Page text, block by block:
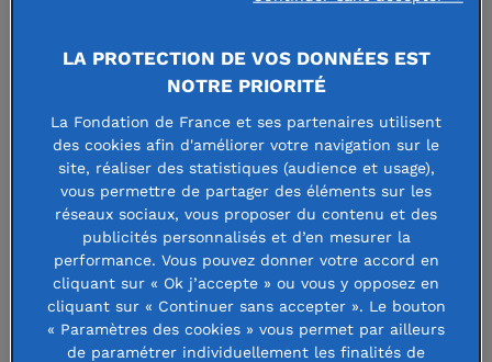
Infoclimat
10 juillet 2026
Installer des stations
météorologiques pour prévenir les
risques climatiques (National)
LA PROTECTION DE VOS DONNÉES EST
NOTRE PRIORITÉ
La Fondation de France et ses partenaires utilisent
des cookies afin d'améliorer votre navigation sur le
site, réaliser des statistiques (audience et usage),
vous permettre de partager des éléments sur les
réseaux sociaux, vous proposer du contenu et des
publicités personnalisés et d’en mesurer la
performance. Vous pouvez donner votre accord en
cliquant sur « Ok j’accepte » ou vous y opposez en
cliquant sur « Continuer sans accepter ». Le bouton
« Paramètres des cookies » vous permet par ailleurs
de paramétrer individuellement les finalités de